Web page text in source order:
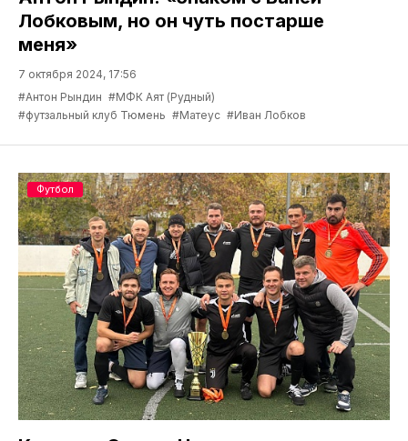
Лобковым, но он чуть постарше
меня»
7 октября 2024, 17:56
#Антон Рындин #МФК Аят (Рудный)
#футзальный клуб Тюмень #Матеус #Иван Лобков
Футбол